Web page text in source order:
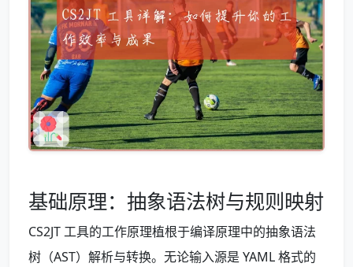
基础原理：抽象语法树与规则映射
CS2JT 工具的工作原理植根于编译原理中的抽象语法
树（AST）解析与转换。无论输入源是 YAML 格式的